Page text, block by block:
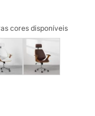
cores disponíveis